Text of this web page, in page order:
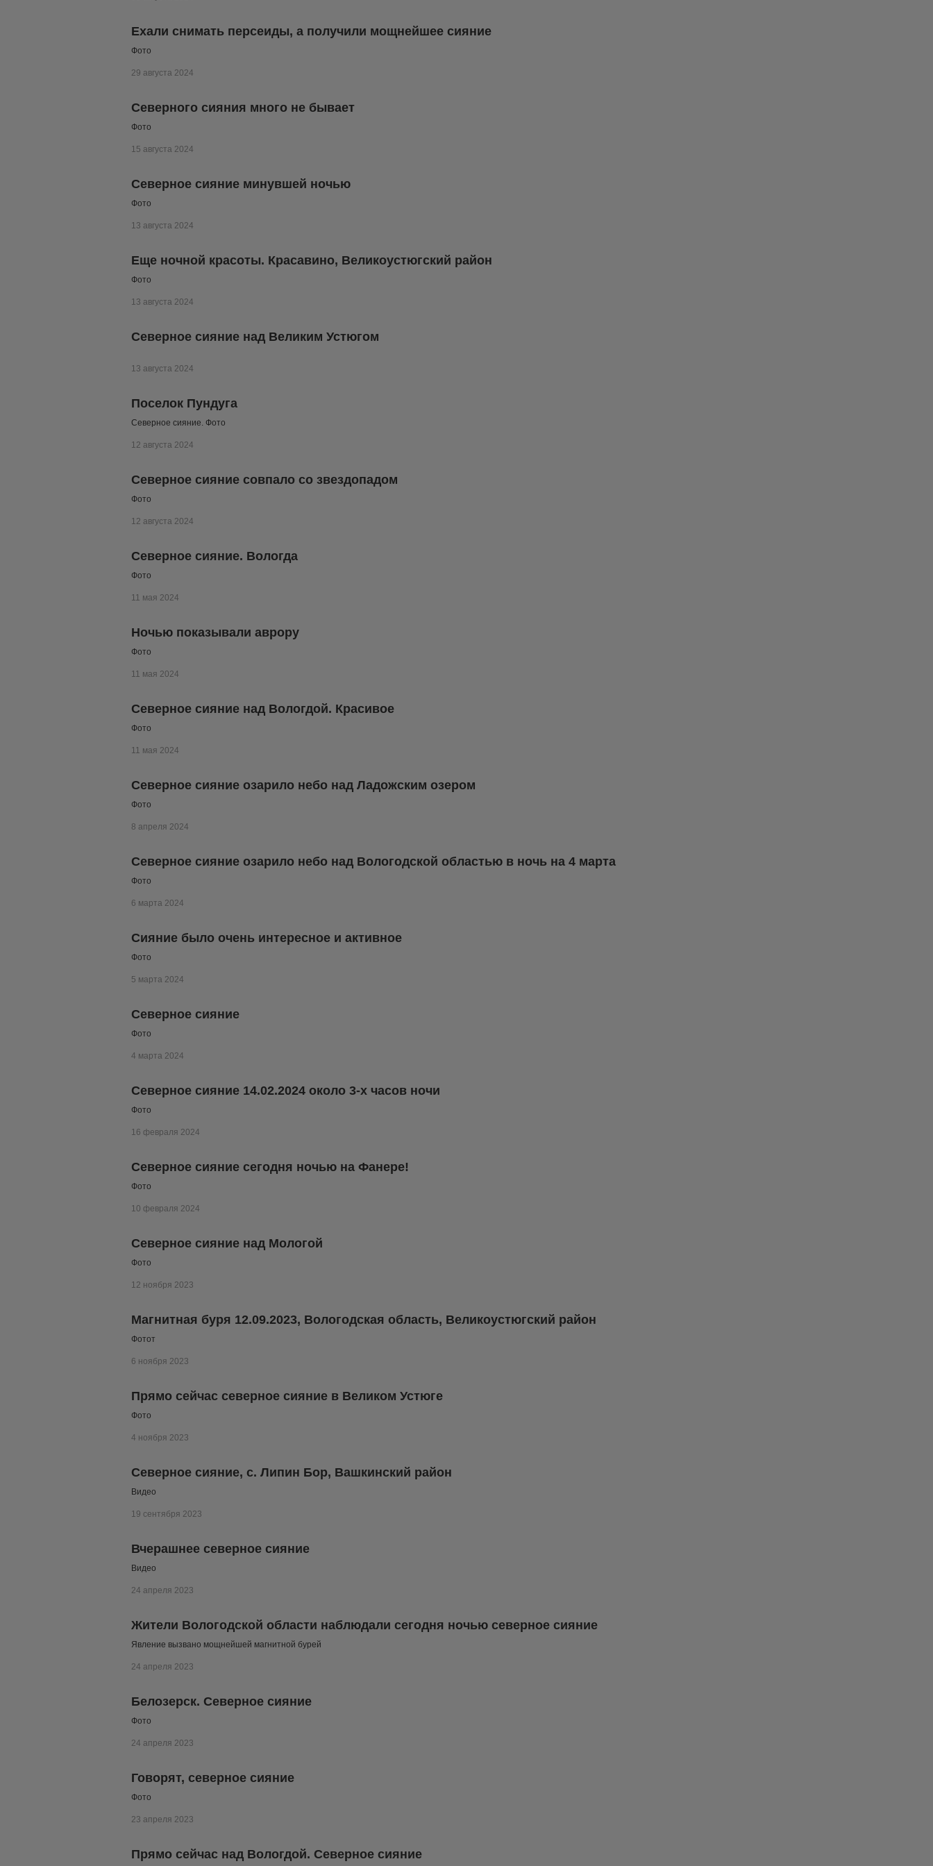
Ехали снимать персеиды, а получили мощнейшее сияние
Фото
29 августа 2024
Северного сияния много не бывает
Фото
15 августа 2024
Северное сияние минувшей ночью
Фото
13 августа 2024
Еще ночной красоты. Красавино, Великоустюгский район
Фото
13 августа 2024
Северное сияние над Великим Устюгом
13 августа 2024
Поселок Пундуга
Северное сияние. Фото
12 августа 2024
Северное сияние совпало со звездопадом
Фото
12 августа 2024
Северное сияние. Вологда
Фото
11 мая 2024
Ночью показывали аврору
Фото
11 мая 2024
Северное сияние над Вологдой. Красивое
Фото
11 мая 2024
Северное сияние озарило небо над Ладожским озером
Фото
8 апреля 2024
Северное сияние озарило небо над Вологодской областью в ночь на 4 марта
Фото
6 марта 2024
Сияние было очень интересное и активное
Фото
5 марта 2024
Северное сияние
Фото
4 марта 2024
Северное сияние 14.02.2024 около 3-х часов ночи
Фото
16 февраля 2024
Северное сияние сегодня ночью на Фанере!
Фото
10 февраля 2024
Северное сияние над Мологой
Фото
12 ноября 2023
Магнитная буря 12.09.2023, Вологодская область, Великоустюгский район
Фотот
6 ноября 2023
Прямо сейчас северное сияние в Великом Устюге
Фото
4 ноября 2023
Северное сияние, с. Липин Бор, Вашкинский район
Видео
19 сентября 2023
Вчерашнее северное сияние
Видео
24 апреля 2023
Жители Вологодской области наблюдали сегодня ночью северное сияние
Явление вызвано мощнейшей магнитной бурей
24 апреля 2023
Белозерск. Северное сияние
Фото
24 апреля 2023
Говорят, северное сияние
Фото
23 апреля 2023
Прямо сейчас над Вологдой. Северное сияние